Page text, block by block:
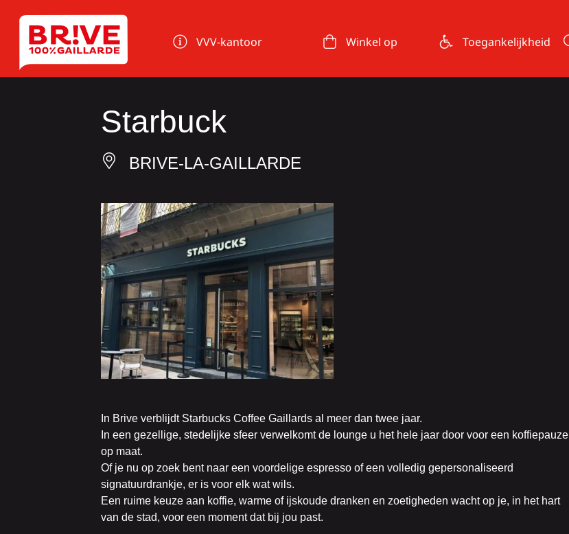
VVV-kantoor Winkel op Toegankelijkheid
Starbuck
BRIVE-LA-GAILLARDE
In Brive verblijdt Starbucks Coffee Gaillards al meer dan twee jaar.
In een gezellige, stedelijke sfeer verwelkomt de lounge u het hele jaar door voor een koffiepauze
op maat.
Of je nu op zoek bent naar een voordelige espresso of een volledig gepersonaliseerd
signatuurdrankje, er is voor elk wat wils.
Een ruime keuze aan koffie, warme of ijskoude dranken en zoetigheden wacht op je, in het hart
van de stad, voor een moment dat bij jou past.